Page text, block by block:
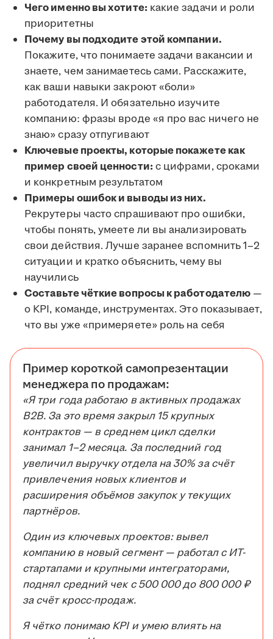
Чего именно вы хотите:какие задачи и роли
приоритетны
Почему вы подходите этой компании.
Покажите, что понимаете задачи вакансии и
знаете, чем занимаетесь сами. Расскажите,
как ваши навыки закроют «боли»
работодателя. И обязательно изучите
компанию: фразы вроде «я про вас ничего не
знаю» сразу отпугивают
Ключевые проекты, которые покажете как
пример своей ценности:с цифрами, сроками
и конкретным результатом
Примеры ошибок и выводы из них.
Рекрутеры часто спрашивают про ошибки,
чтобы понять, умеете ли вы анализировать
свои действия. Лучше заранее вспомнить 1–2
ситуации и кратко объяснить, чему вы
научились
Составьте чёткие вопросы к работодателю —
о KPI, команде, инструментах. Это показывает,
что вы уже «примеряете» роль на себя
Пример короткой самопрезентации
менеджера по продажам:
«Я три года работаю в активных продажах
B2B. За это время закрыл 15 крупных
контрактов — в среднем цикл сделки
занимал 1–2 месяца. За последний год
увеличил выручку отдела на 30% за счёт
привлечения новых клиентов и
расширения объёмов закупок у текущих
партнёров.
Один из ключевых проектов: вывел
компанию в новый сегмент — работал с ИТ-
стартапами и крупными интеграторами,
поднял средний чек с 500 000 до 800 000 ₽
за счёт кросс-продаж.
Я чётко понимаю KPI и умею влиять на